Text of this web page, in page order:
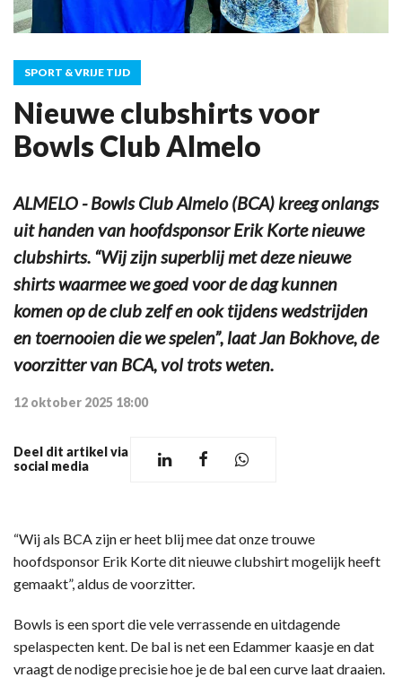
SPORT & VRIJE TIJD
Nieuwe clubshirts voor
Bowls Club Almelo
ALMELO - Bowls Club Almelo (BCA) kreeg onlangs
uit handen van hoofdsponsor Erik Korte nieuwe
clubshirts. “Wij zijn superblij met deze nieuwe
shirts waarmee we goed voor de dag kunnen
komen op de club zelf en ook tijdens wedstrijden
en toernooien die we spelen”, laat Jan Bokhove, de
voorzitter van BCA, vol trots weten.
12 oktober 2025 18:00
Deel dit artikel via
social media
“Wij als BCA zijn er heet blij mee dat onze trouwe
hoofdsponsor Erik Korte dit nieuwe clubshirt mogelijk heeft
gemaakt”, aldus de voorzitter.
Bowls is een sport die vele verrassende en uitdagende
spelaspecten kent. De bal is net een Edammer kaasje en dat
vraagt de nodige precisie hoe je de bal een curve laat draaien.